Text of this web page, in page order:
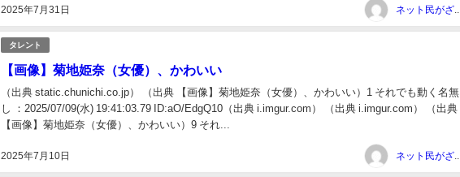
2025年7月31日
以下、5ちゃんねるからVIPがお送りします ：202...
ネット民がざわついた芸能人
タレント
【画像】菊地姫奈（女優）、かわいい
2025年7月10日
（出典 static.chunichi.co.jp） （出典 【画像】菊地姫奈（女優）、かわいい）1 それでも動く名無
し ：2025/07/09(水) 19:41:03.79 ID:aO/EdgQ10（出典 i.imgur.com） （出典 i.imgur.com） （出典
【画像】菊地姫奈（女優）、かわいい）9 それ...
ネット民がざわついた芸能人